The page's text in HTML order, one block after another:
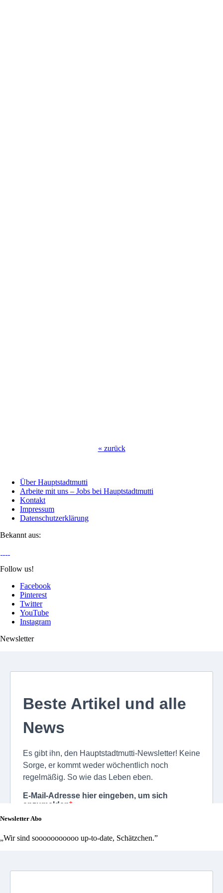
« zurück
Über Hauptstadtmutti
Arbeite mit uns – Jobs bei Hauptstadtmutti
Kontakt
Impressum
Datenschutzerklärung
Bekannt aus:
Follow us!
Facebook
Pinterest
Twitter
YouTube
Instagram
Newsletter
Newsletter Abo
„Wir sind sooooooooooo up-to-date, Schätzchen.”